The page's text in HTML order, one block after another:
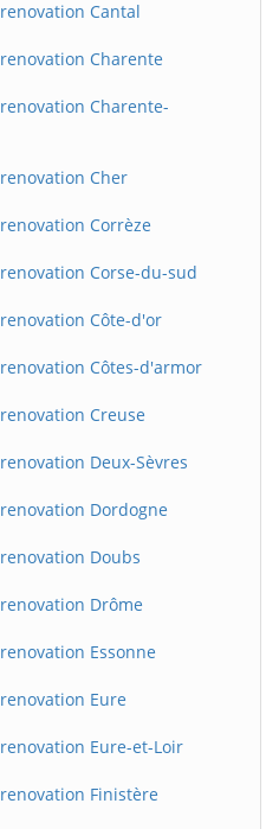
Cantal
Charente
Charente-
Cher
Corrèze
Corse-du-sud
Côte-d'or
Côtes-d'armor
Creuse
Deux-Sèvres
Dordogne
Doubs
Drôme
Essonne
Eure
Eure-et-Loir
Finistère